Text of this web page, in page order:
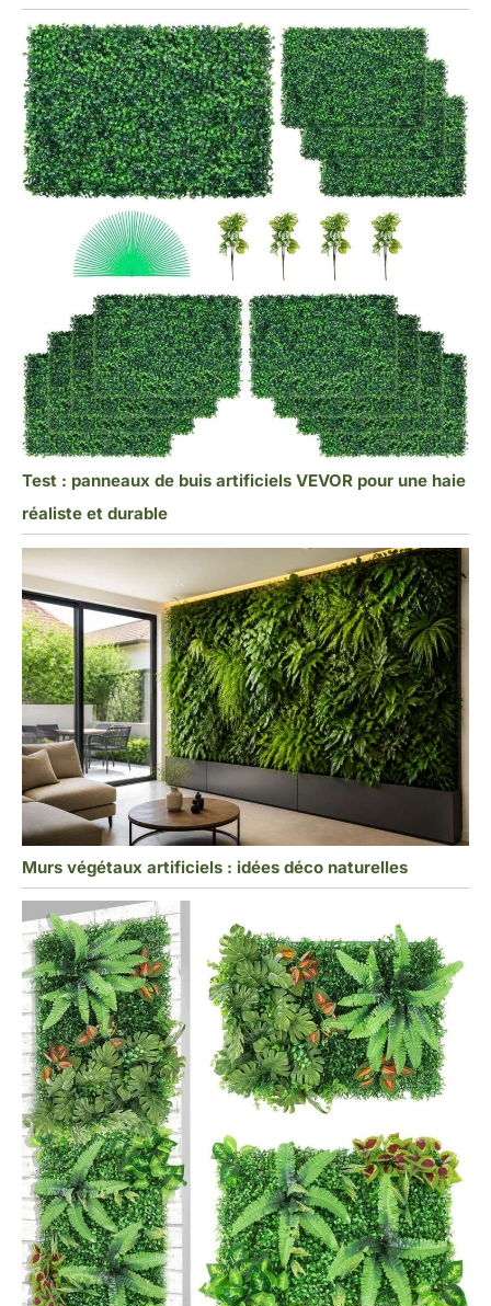
Test : panneaux de buis artificiels VEVOR pour une haie
réaliste et durable
Murs végétaux artificiels : idées déco naturelles